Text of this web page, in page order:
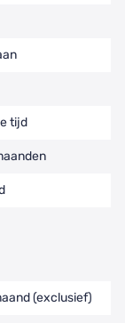
tijd
(exclusief)